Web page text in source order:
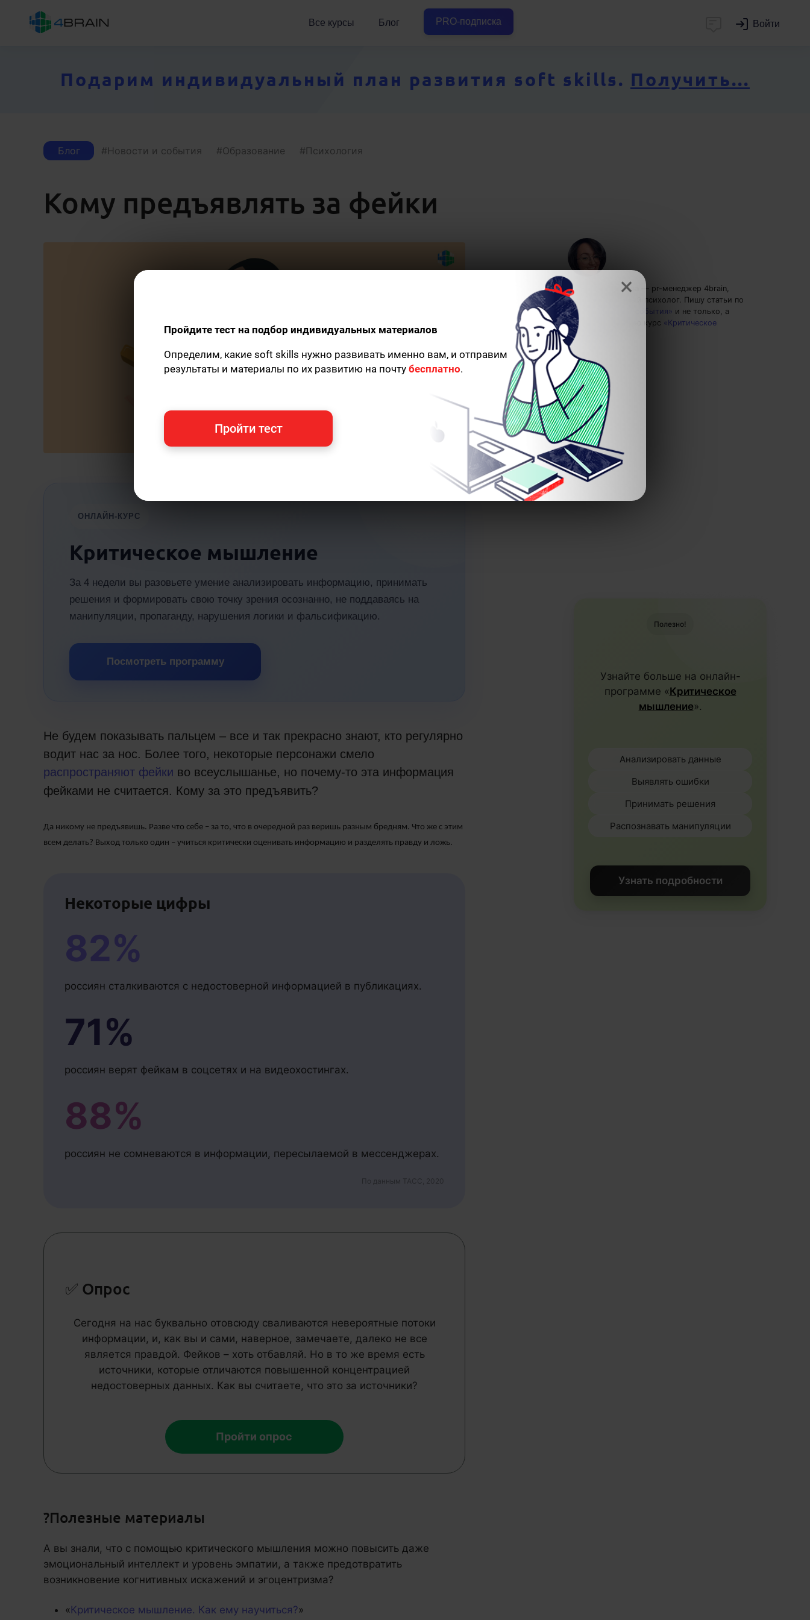
Все курсы Блог PRO-подписка Войти
Подарим индивидуальный план развития soft skills. Получить...
Блог Новости и события Образование Психология
Кому предъявлять за фейки
Полина Груданова
— pr-менеджер 4brain,
профессиональный психолог. Пишу статьи по
теме
«Новости и события» и не только, а
также рекомендую курс «Критическое
мышление»
ОНЛАЙН-КУРС
Критическое мышление
За 4 недели вы разовьете умение анализировать информацию, принимать
решения и формировать свою точку зрения осознанно, не поддаваясь на
манипуляции, пропаганду, нарушения логики и фальсификацию.
Посмотреть программу
Не будем показывать пальцем – все и так прекрасно знают, кто регулярно
водит нас за нос. Более того, некоторые персонажи смело
распространяют фейки во всеуслышанье, но почему-то эта информация
фейками не считается. Кому за это предъявить?
Да никому не предъявишь. Разве что себе – за то, что в очередной раз веришь разным бредням. Что же с этим
всем делать? Выход только один – учиться критически оценивать информацию и разделять правду и ложь.
Некоторые цифры
82%
россиян сталкиваются с недостоверной информацией в публикациях.
71%
россиян верят фейкам в соцсетях и на видеохостингах.
88%
россиян не сомневаются в информации, пересылаемой в мессенджерах.
По данным ТАСС, 2020
✅ Опрос
Сегодня на нас буквально отовсюду сваливаются невероятные потоки
информации, и, как вы и сами, наверное, замечаете, далеко не все
является правдой. Фейков – хоть отбавляй. Но в то же время есть
источники, которые отличаются повышенной концентрацией
недостоверных данных. Как вы считаете, что это за источники?
Пройти опрос
?Полезные материалы
А вы знали, что с помощью критического мышления можно повысить даже
эмоциональный интеллект и уровень эмпатии, а также предотвратить
возникновение когнитивных искажений и эгоцентризма?
«Критическое мышление. Как ему научиться?»
Полезно!
Узнайте больше на онлайн-
программе «Критическое
мышление».
Анализировать данные
Выявлять ошибки
Принимать решения
Распознавать манипуляции
Узнать подробности
×
Пройдите тест на подбор индивидуальных материалов
Определим, какие soft skills нужно развивать именно вам, и отправим
результаты и материалы по их развитию на почту бесплатно.
Пройти тест